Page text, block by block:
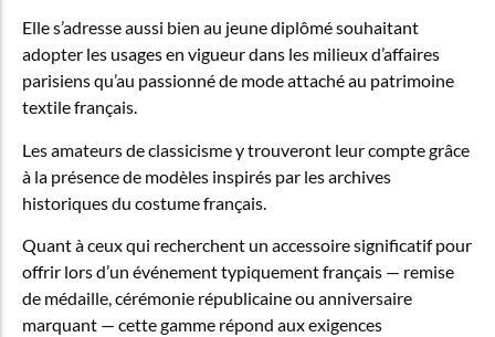
Elle s’adresse aussi bien au jeune diplômé souhaitant
adopter les usages en vigueur dans les milieux d’affaires
parisiens qu’au passionné de mode attaché au patrimoine
textile français.
Les amateurs de classicisme y trouveront leur compte grâce
à la présence de modèles inspirés par les archives
historiques du costume français.
Quant à ceux qui recherchent un accessoire significatif pour
offrir lors d’un événement typiquement français — remise
de médaille, cérémonie républicaine ou anniversaire
marquant — cette gamme répond aux exigences